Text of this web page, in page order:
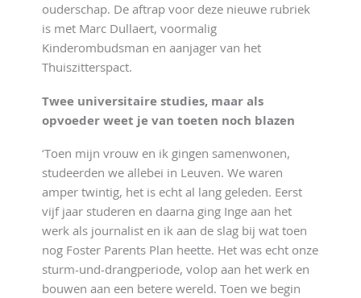
ouderschap. De aftrap voor deze nieuwe rubriek
is met Marc Dullaert, voormalig
Kinderombudsman en aanjager van het
Thuiszitterspact.
Twee universitaire studies, maar als
opvoeder weet je van toeten noch blazen
‘Toen mijn vrouw en ik gingen samenwonen,
studeerden we allebei in Leuven. We waren
amper twintig, het is echt al lang geleden. Eerst
vijf jaar studeren en daarna ging Inge aan het
werk als journalist en ik aan de slag bij wat toen
nog Foster Parents Plan heette. Het was echt onze
sturm-und-drangperiode, volop aan het werk en
bouwen aan een betere wereld. Toen we begin